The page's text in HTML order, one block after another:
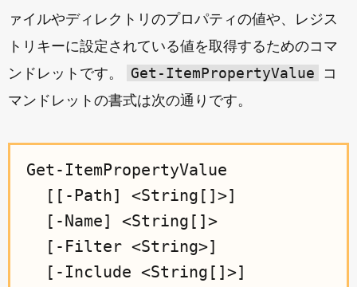
ァイルやディレクトリのプロパティの値や、レジス
トリキーに設定されている値を取得するためのコマ
ンドレットです。
Get-ItemPropertyValue
コ
マンドレットの書式は次の通りです。
Get-ItemPropertyValue
  [[-Path] <String[]>]
  [-Name] <String[]>
  [-Filter <String>]
  [-Include <String[]>]